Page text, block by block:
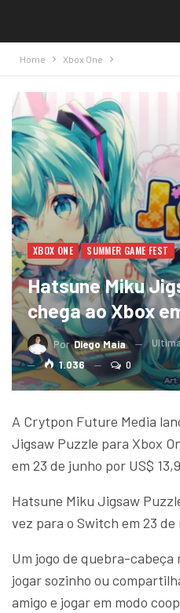
Home Xbox One
XBOX ONE SUMMER GAME FEST
Hatsune Miku
chega ao Xbox
PorDiego Maia
1.036
0
A Crytpon Future Media
Jigsaw Puzzle para Xbox
em 23 de junho por US$
Hatsune Miku Jigsaw
vez para o Switch em 23 de
Um jogo de quebra-cabeça
jogar sozinho ou
amigo e jogar em modo